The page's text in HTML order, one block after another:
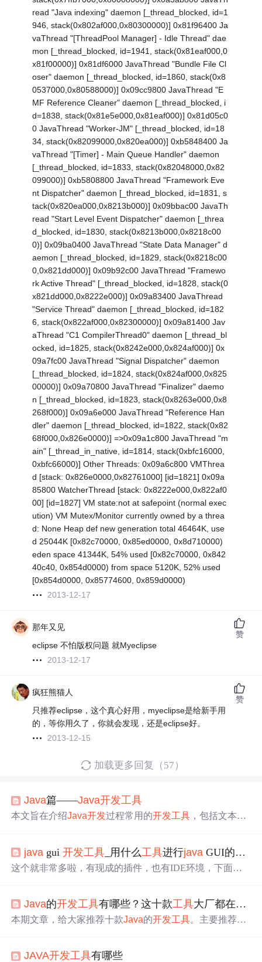
read "Java indexing" daemon [_thread_blocked, id=1
946, stack(0x802af000,0x80300000)] 0x81f96400 Ja
vaThread "[ThreadPool Manager] - Idle Thread" dae
mon [_thread_blocked, id=1941, stack(0x81eaf000,0
x81f00000)] 0x81df6000 JavaThread "Bundle File Cl
oser" daemon [_thread_blocked, id=1860, stack(0x8
0537000,0x80588000)] 0x09cc9800 JavaThread "E
MF Reference Cleaner" daemon [_thread_blocked, i
d=1838, stack(0x81e5e000,0x81eaf000)] 0x81d05c0
0 JavaThread "Worker-JM" [_thread_blocked, id=18
34, stack(0x82099000,0x820ea000)] 0xb5848400 Ja
vaThread "[Timer] - Main Queue Handler" daemon
[_thread_blocked, id=1833, stack(0x82048000,0x82
099000)] 0xb5808800 JavaThread "Framework Eve
nt Dispatcher" daemon [_thread_blocked, id=1831, s
tack(0x820ea000,0x8213b000)] 0x09bbac00 JavaTh
read "Start Level Event Dispatcher" daemon [_threa
d_blocked, id=1830, stack(0x8213b000,0x8218c00
0)] 0x09ba0400 JavaThread "State Data Manager" d
aemon [_thread_blocked, id=1829, stack(0x8218c00
0,0x821dd000)] 0x09b92c00 JavaThread "Framewo
rk Active Thread" [_thread_blocked, id=1828, stack(0
x821dd000,0x8222e000)] 0x09a83400 JavaThread
"Service Thread" daemon [_thread_blocked, id=182
6, stack(0x822af000,0x82300000)] 0x09a81400 Jav
aThread "C1 CompilerThread0" daemon [_thread_bl
ocked, id=1825, stack(0x8242e000,0x824af000)] 0x
09a7fc00 JavaThread "Signal Dispatcher" daemon
[_thread_blocked, id=1824, stack(0x824af000,0x825
00000)] 0x09a70800 JavaThread "Finalizer" daemo
n [_thread_blocked, id=1823, stack(0x8263e000,0x8
268f000)] 0x09a6e000 JavaThread "Reference Han
dler" daemon [_thread_blocked, id=1822, stack(0x82
68f000,0x826e0000)] =>0x09a1c800 JavaThread "m
ain" [_thread_in_native, id=1814, stack(0xbfc16000,
0xbfc66000)] Other Threads: 0x09a6c800 VMThrea
d [stack: 0x826e0000,0x82761000] [id=1821] 0x09a
85800 WatcherThread [stack: 0x8222e000,0x822af0
00] [id=1827] VM state:not at safepoint (normal exec
ution) VM Mutex/Monitor currently owned by a threa
d: None Heap def new generation total 46464K, use
d 25044K [0x82c70000, 0x85ed0000, 0x8d710000)
eden space 41344K, 54% used [0x82c70000, 0x842
40c40, 0x854d0000) from space 5120K, 52% used
[0x854d0000, 0x85774600, 0x859d0000)
2013-12-17
那年又见
eclipse 不怕版权问题 就Myeclipse
2013-12-17
赞
疯狂熊猫人
只推荐eclipse，这个真心好用，myeclipse是给新手用
的，等你用久了，你就会发现，还是eclipse好。
2013-12-15
赞
加载更多回复（57）
Java篇——Java开发工具
本文旨在介绍Java开发过程常用的开发工具 ，包括文本编
java gui开发工具 _用什么工具进行java GUI的开发
这个就非常多啦，有现成的插件，也有IDE环境，下面我
完成后，可以直接拖拽组件设计GUI界面，下面我简单介
绍一下这个插件的安装和使用，以Eclipse为例：1.首先，
Java的开发工具有哪些？这十款工具大厂都在用！
本期文章，给大家推荐十款Java的开发工具。主要推荐三
文本处理。比如说行的处理、全局替换的处理，以及我们
JAVA开发工具有哪些